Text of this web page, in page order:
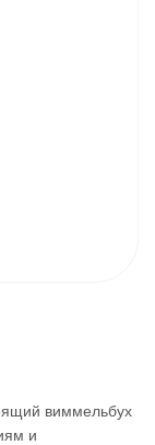
виммельбух
и